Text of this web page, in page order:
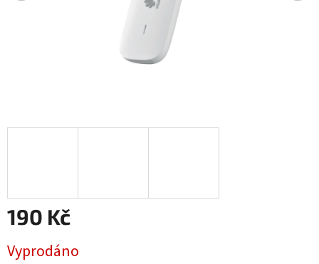
190 Kč
cena:
Vyprodáno